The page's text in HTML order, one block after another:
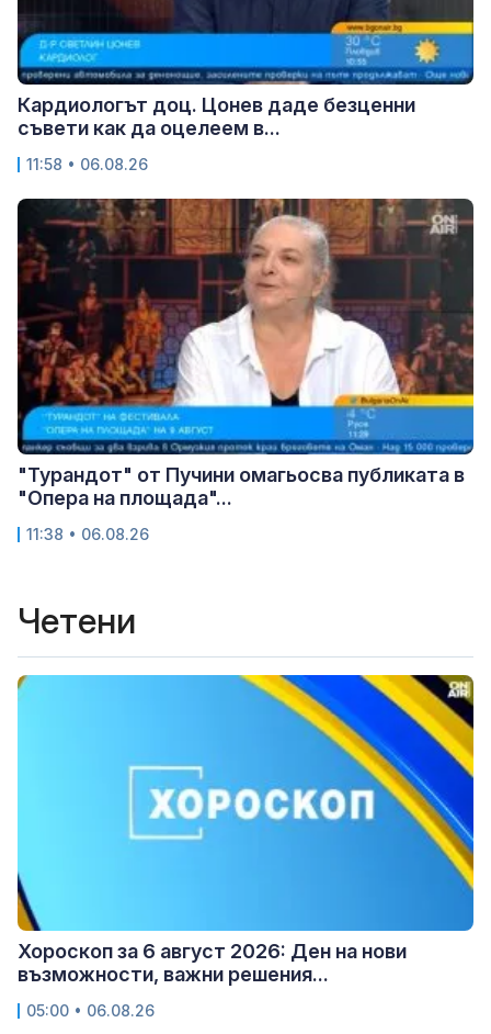
Кардиологът доц. Цонев даде безценни
съвети как да оцелеем в...
11:58 • 06.08.26
"Турандот" от Пучини омагьосва публиката в
"Опера на площада"...
11:38 • 06.08.26
Четени
Хороскоп за 6 август 2026: Ден на нови
възможности, важни решения...
05:00 • 06.08.26